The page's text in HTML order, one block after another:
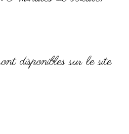
disponibles sur le site